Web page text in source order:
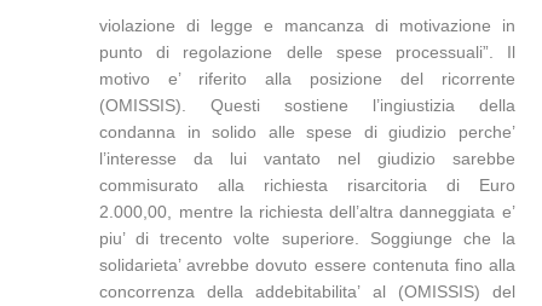
violazione di legge e mancanza di motivazione in
punto di regolazione delle spese processuali”. Il
motivo e’ riferito alla posizione del ricorrente
(OMISSIS). Questi sostiene l’ingiustizia della
condanna in solido alle spese di giudizio perche’
l’interesse da lui vantato nel giudizio sarebbe
commisurato alla richiesta risarcitoria di Euro
2.000,00, mentre la richiesta dell’altra danneggiata e’
piu’ di trecento volte superiore. Soggiunge che la
solidarieta’ avrebbe dovuto essere contenuta fino alla
concorrenza della addebitabilita’ al (OMISSIS) del